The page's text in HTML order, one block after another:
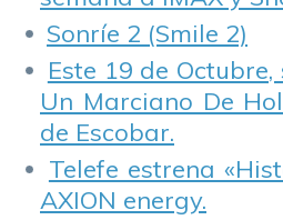
Sonríe 2 (Smile 2)
Este 19 de
Un Marciano De
de Escobar.
Telefe estrena
AXION energy.